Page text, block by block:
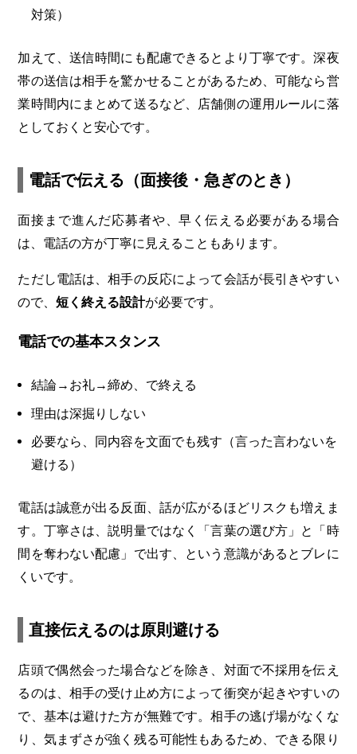
対策）
加えて、送信時間にも配慮できるとより丁寧です。深夜
帯の送信は相手を驚かせることがあるため、可能なら営
業時間内にまとめて送るなど、店舗側の運用ルールに落
としておくと安心です。
電話で伝える（面接後・急ぎのとき）
面接まで進んだ応募者や、早く伝える必要がある場合
は、電話の方が丁寧に見えることもあります。
ただし電話は、相手の反応によって会話が長引きやすい
ので、短く終える設計が必要です。
電話での基本スタンス
結論→お礼→締め、で終える
理由は深掘りしない
必要なら、同内容を文面でも残す（言った言わないを
避ける）
電話は誠意が出る反面、話が広がるほどリスクも増えま
す。丁寧さは、説明量ではなく「言葉の選び方」と「時
間を奪わない配慮」で出す、という意識があるとブレに
くいです。
直接伝えるのは原則避ける
店頭で偶然会った場合などを除き、対面で不採用を伝え
るのは、相手の受け止め方によって衝突が起きやすいの
で、基本は避けた方が無難です。相手の逃げ場がなくな
り、気まずさが強く残る可能性もあるため、できる限り